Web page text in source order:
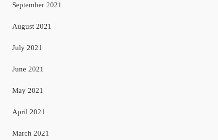
September 2021
August 2021
July 2021
June 2021
May 2021
April 2021
March 2021